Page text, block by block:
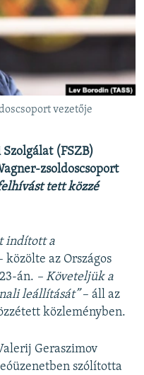
vezetője
Szolgálat (FSZB)
zsoldoscsoport
tett közzé
indított a
közölte az Országos
án. – Követeljük a
leállítását” – áll az
közleményben.
Geraszimov
szólította